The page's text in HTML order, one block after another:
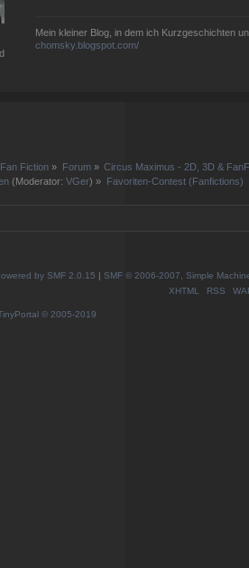
Mein kleiner Blog, in dem ich Kurzgeschichten
chomsky.blogspot.com/
Fiction » Forum» Circus Maximus - 2D, 3D &
(Moderator:VGer) » Favoriten-Contest (Fanfictions)
by SMF 2.0.15 | SMF © 2006-2007, Simple
XHTML
RSS
© 2005-2019